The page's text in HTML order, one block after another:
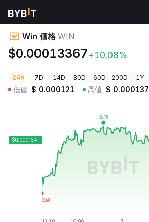
暗号資産価格
Win 価格 WIN
$0.00013367+10.08%
24H 7D 14D 30D 60D 200D 1Y
低値 $ 0.000121 高値 $ 0.000137